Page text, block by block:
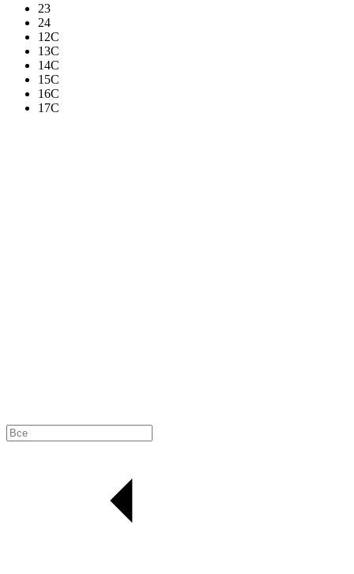
23
24
12C
13C
14C
15C
16C
17C